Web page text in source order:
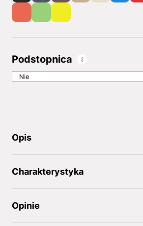
Podstopnica
Opis
Charakterystyka
Opinie